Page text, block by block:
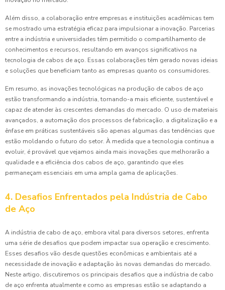
Além disso, a colaboração entre empresas e instituições acadêmicas tem
se mostrado uma estratégia eficaz para impulsionar a inovação. Parcerias
entre a indústria e universidades têm permitido o compartilhamento de
conhecimentos e recursos, resultando em avanços significativos na
tecnologia de cabos de aço. Essas colaborações têm gerado novas ideias
e soluções que beneficiam tanto as empresas quanto os consumidores.
Em resumo, as inovações tecnológicas na produção de cabos de aço
estão transformando a indústria, tornando-a mais eficiente, sustentável e
capaz de atender às crescentes demandas do mercado. O uso de materiais
avançados, a automação dos processos de fabricação, a digitalização e a
ênfase em práticas sustentáveis são apenas algumas das tendências que
estão moldando o futuro do setor. À medida que a tecnologia continua a
evoluir, é provável que vejamos ainda mais inovações que melhorarão a
qualidade e a eficiência dos cabos de aço, garantindo que eles
permaneçam essenciais em uma ampla gama de aplicações.
4. Desafios Enfrentados pela Indústria de Cabo
de Aço
A indústria de cabo de aço, embora vital para diversos setores, enfrenta
uma série de desafios que podem impactar sua operação e crescimento.
Esses desafios vão desde questões econômicas e ambientais até a
necessidade de inovação e adaptação às novas demandas do mercado.
Neste artigo, discutiremos os principais desafios que a indústria de cabo
de aço enfrenta atualmente e como as empresas estão se adaptando a